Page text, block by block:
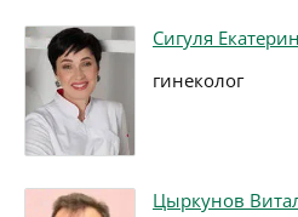
Сигуля
гинеколог
Цыркунов